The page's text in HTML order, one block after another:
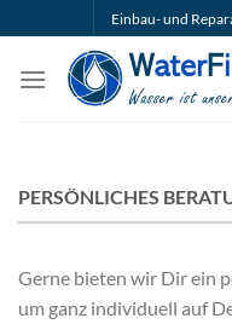
Inhalt
springen
Einbau- und
PERSÖNLICHES
Gerne bieten wir Dir ein
um ganz individuell auf